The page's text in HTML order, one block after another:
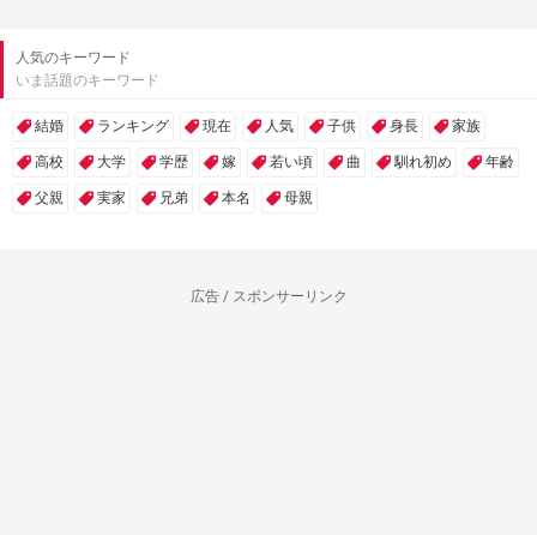
人気のキーワード
いま話題のキーワード
結婚 ランキング 現在 人気 子供 身長 家族
高校 大学 学歴 嫁 若い頃 曲 馴れ初め 年齢
父親 実家 兄弟 本名 母親
広告 / スポンサーリンク